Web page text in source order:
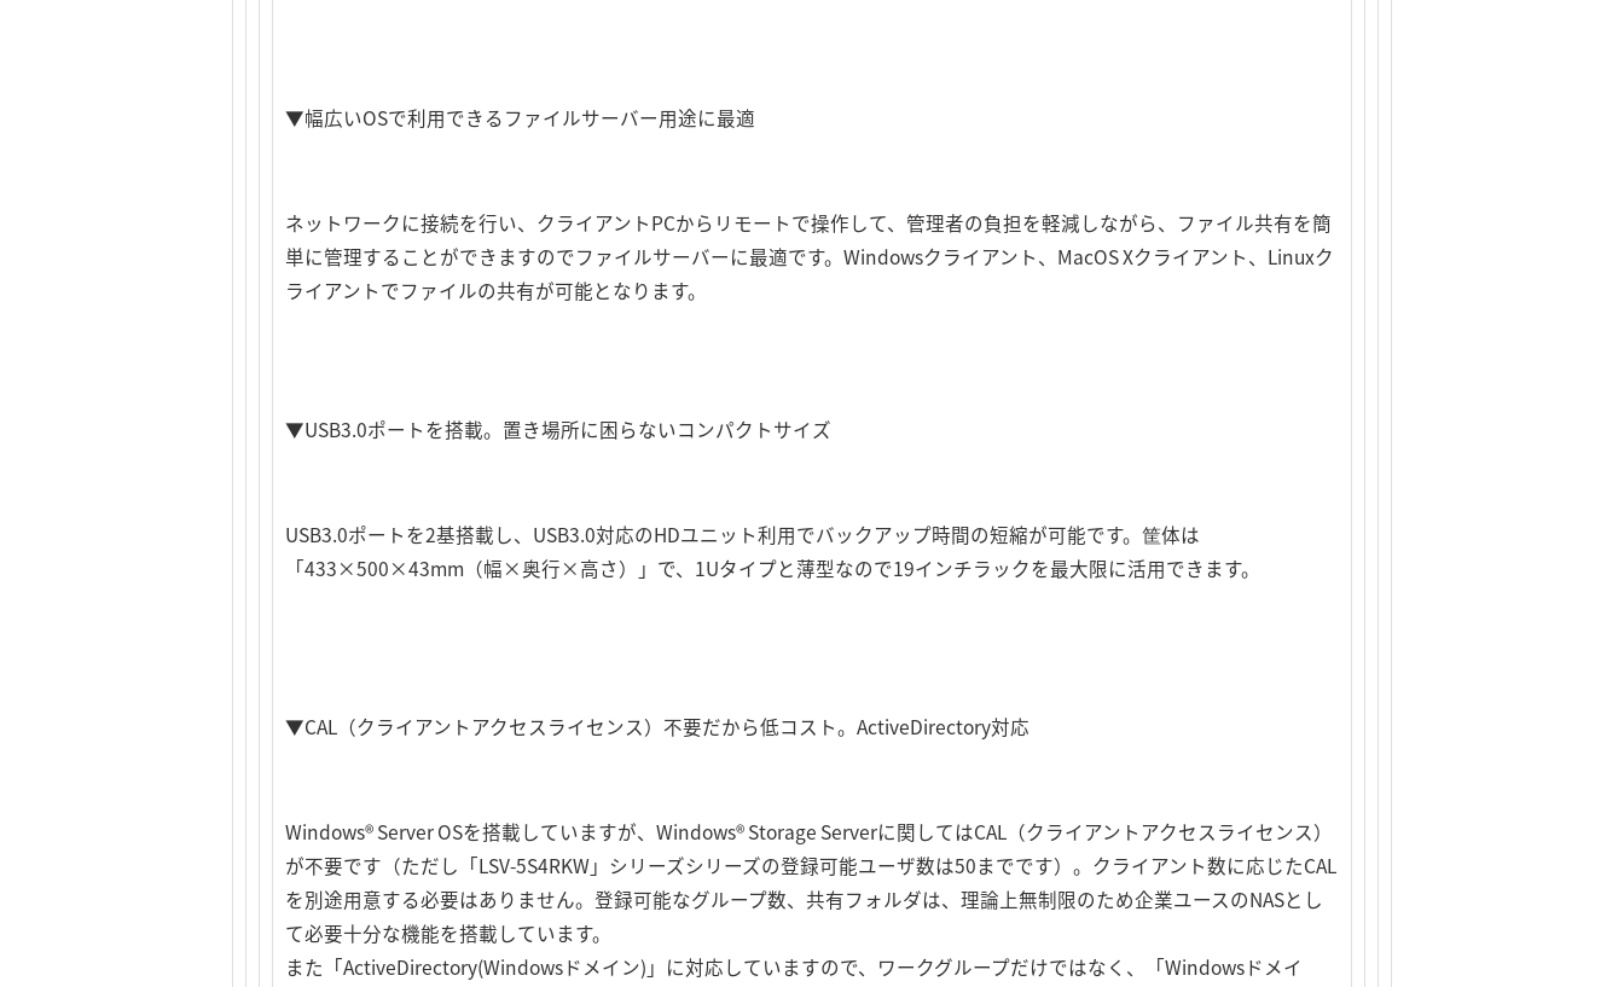
▼幅広いOSで利用できるファイルサーバー用途に最適
ネットワークに接続を行い、クライアントPCからリモートで操作して、管理者の負担を軽減しながら、ファイル共有を簡
単に管理することができますのでファイルサーバーに最適です。Windowsクライアント、MacOS Xクライアント、Linuxク
ライアントでファイルの共有が可能となります。
▼USB3.0ポートを搭載。置き場所に困らないコンパクトサイズ
USB3.0ポートを2基搭載し、USB3.0対応のHDユニット利用でバックアップ時間の短縮が可能です。筐体は
「433×500×43mm（幅×奥行×高さ）」で、1Uタイプと薄型なので19インチラックを最大限に活用できます。
▼CAL（クライアントアクセスライセンス）不要だから低コスト。ActiveDirectory対応
Windows® Server OSを搭載していますが、Windows® Storage Serverに関してはCAL（クライアントアクセスライセンス）
が不要です（ただし「LSV-5S4RKW」シリーズシリーズの登録可能ユーザ数は50までです）。クライアント数に応じたCAL
を別途用意する必要はありません。登録可能なグループ数、共有フォルダは、理論上無制限のため企業ユースのNASとし
て必要十分な機能を搭載しています。
また「ActiveDirectory(Windowsドメイン)」に対応していますので、ワークグループだけではなく、「Windowsドメイ